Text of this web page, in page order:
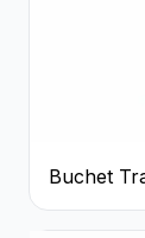
Buchet
Verdeață